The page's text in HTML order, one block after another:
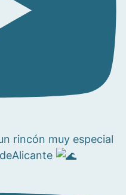
un rincón muy especial